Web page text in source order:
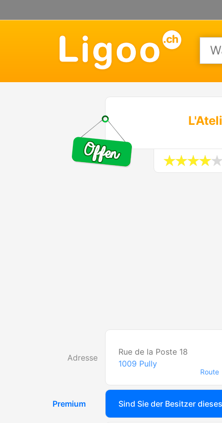
Adresse
Rue de la Poste 18
1009 Pully
Route
Premium Sind Sie der Besitzer